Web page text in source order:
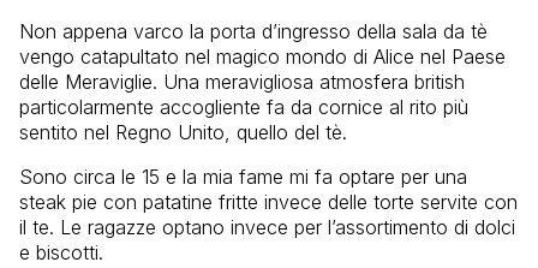
Non appena varco la porta d’ingresso della sala da tè
vengo catapultato nel magico mondo di Alice nel Paese
delle Meraviglie. Una meravigliosa atmosfera british
particolarmente accogliente fa da cornice al rito più
sentito nel Regno Unito, quello del tè.
Sono circa le 15 e la mia fame mi fa optare per una
steak pie con patatine fritte invece delle torte servite con
il te. Le ragazze optano invece per l’assortimento di dolci
e biscotti.